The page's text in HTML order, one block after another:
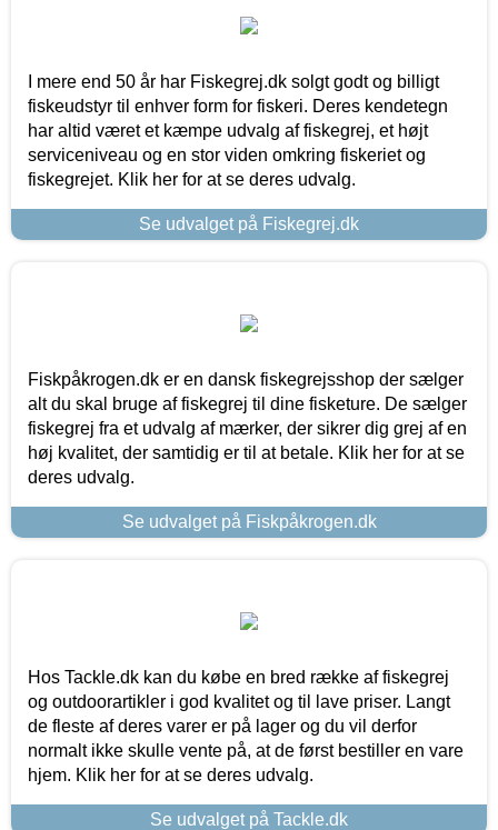
I mere end 50 år har Fiskegrej.dk solgt godt og billigt
fiskeudstyr til enhver form for fiskeri. Deres kendetegn
har altid været et kæmpe udvalg af fiskegrej, et højt
serviceniveau og en stor viden omkring fiskeriet og
fiskegrejet. Klik her for at se deres udvalg.
Se udvalget på Fiskegrej.dk
Fiskpåkrogen.dk er en dansk fiskegrejsshop der sælger
alt du skal bruge af fiskegrej til dine fisketure. De sælger
fiskegrej fra et udvalg af mærker, der sikrer dig grej af en
høj kvalitet, der samtidig er til at betale. Klik her for at se
deres udvalg.
Se udvalget på Fiskpåkrogen.dk
Hos Tackle.dk kan du købe en bred række af fiskegrej
og outdoorartikler i god kvalitet og til lave priser. Langt
de fleste af deres varer er på lager og du vil derfor
normalt ikke skulle vente på, at de først bestiller en vare
hjem. Klik her for at se deres udvalg.
Se udvalget på Tackle.dk